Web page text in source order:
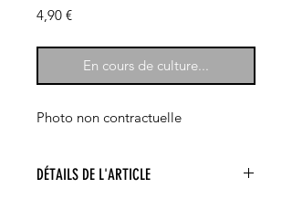
4,90 €Prix
En cours de culture...
Photo non contractuelle
DÉTAILS DE L'ARTICLE